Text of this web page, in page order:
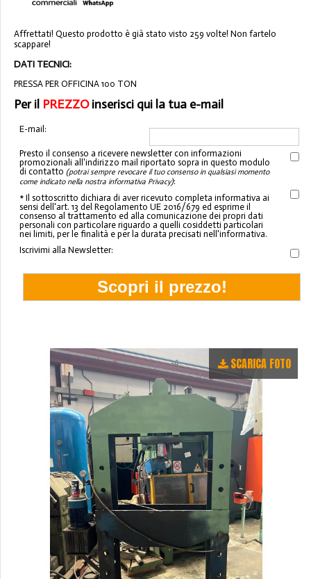
Affrettati! Questo prodotto è già stato visto 259 volte! Non fartelo
scappare!
DATI TECNICI:
PRESSA PER OFFICINA 100 TON
Per il PREZZOinserisci qui la tua e-mail
E-mail:
Presto il consenso a ricevere newsletter con informazioni
promozionali all'indirizzo mail riportato sopra in questo modulo
di contatto (potrai sempre revocare il tuo consenso in qualsiasi momento
come indicato nella nostra informativa Privacy):
* Il sottoscritto dichiara di aver ricevuto completa informativa ai
sensi dell'art. 13 del Regolamento UE 2016/679 ed esprime il
consenso al trattamento ed alla comunicazione dei propri dati
personali con particolare riguardo a quelli cosiddetti particolari
nei limiti, per le finalità e per la durata precisati nell'informativa.
Iscrivimi alla Newsletter:
SCARICA FOTO